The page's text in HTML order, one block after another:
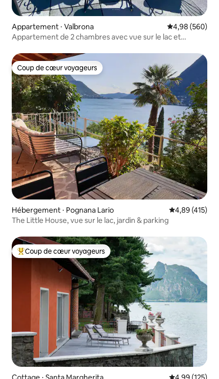
Appartement ⋅ Valbrona Évaluation
4,98 (560)
Appartement de 2 chambres avec vue sur le lac et
Coup de cœur voyageurs
Coup de cœur voyageurs
Hébergement ⋅ Pognana Lario Évaluation
4,89 (415)
The Little House, vue sur le lac, jardin & parking
Coups de cœur voyageurs les plus appréciés
Coup de cœur voyageurs